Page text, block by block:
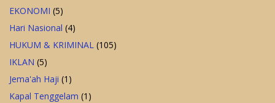
EKONOMI (5)
Hari Nasional (4)
HUKUM & KRIMINAL (105)
IKLAN (5)
Jema'ah Haji (1)
Kapal Tenggelam (1)